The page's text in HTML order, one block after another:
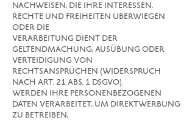
NACHWEISEN, DIE IHRE INTERESSEN,
RECHTE UND FREIHEITEN ÜBERWIEGEN
ODER DIE
VERARBEITUNG DIENT DER
GELTENDMACHUNG, AUSÜBUNG ODER
VERTEIDIGUNG VON
RECHTSANSPRÜCHEN (WIDERSPRUCH
NACH ART. 21 ABS. 1 DSGVO).
WERDEN IHRE PERSONENBEZOGENEN
DATEN VERARBEITET, UM DIREKTWERBUNG
ZU BETREIBEN,